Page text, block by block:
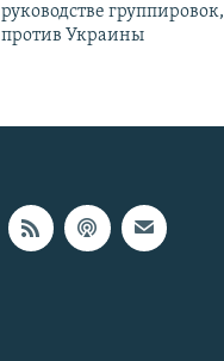
руководстве
против Украины